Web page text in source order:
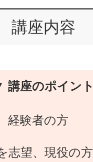
講座内容
講座のポイント
経験者の方
志望、現役の方